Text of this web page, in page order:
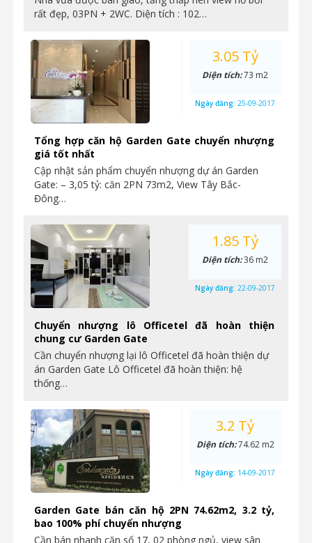
rất đẹp, 03PN + 2WC. Diện tích : 102…
Tổng hợp căn hộ Garden Gate chuyển nhượng
giá tốt nhất
Cập nhật sản phẩm chuyển nhượng dự án Garden
Gate: – 3,05 tỷ: căn 2PN 73m2, View Tây Bắc-
Đông…
3.05 Tỷ
Diện tích:73 m2
Ngày đăng: 25-09-2017
Chuyển nhượng lô Officetel đã hoàn thiện
chung cư Garden Gate
Cần chuyển nhượng lại lô Officetel đã hoàn thiện dự
án Garden Gate Lô Officetel đã hoàn thiện: hệ
thống…
1.85 Tỷ
Diện tích:36 m2
Ngày đăng: 22-09-2017
Garden Gate bán căn hộ 2PN 74.62m2, 3.2 tỷ,
bao 100% phí chuyển nhượng
Cần bán nhanh căn số 17, 02 phòng ngủ, view sân
3.2 Tỷ
Diện tích:74.62 m2
Ngày đăng: 14-09-2017